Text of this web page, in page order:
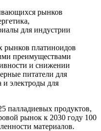
рынков
для индустрии
рынков платиноидов
преимуществами
и снижении
питатели для
и электроды для
палладиевых продуктов,
рынок к 2030 году 100
материалов.